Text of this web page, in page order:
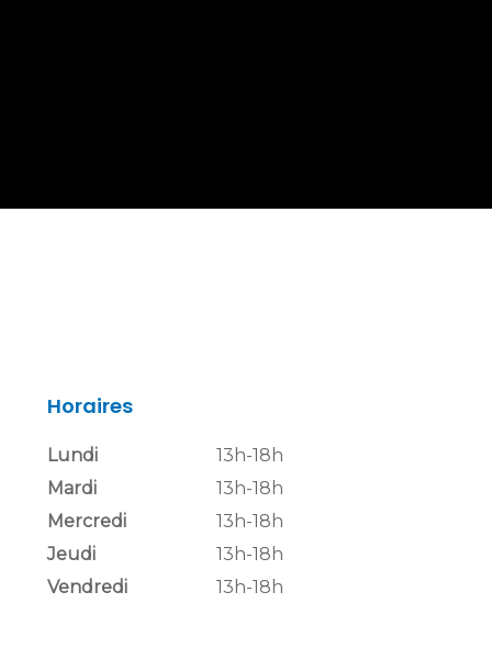
Horaires
Lundi
13h-18h
Mardi
13h-18h
Mercredi
13h-18h
Jeudi
13h-18h
Vendredi
13h-18h